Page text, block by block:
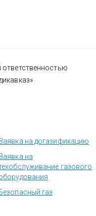
на догазификацию
на
газового
Безопасный газ